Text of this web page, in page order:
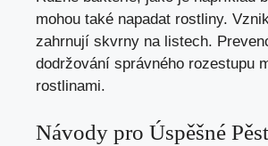
mohou také napadat rostliny.
zahrnují skvrny na listech.
dodržování správného rozestupu
rostlinami.
Návody pro Úspěšné